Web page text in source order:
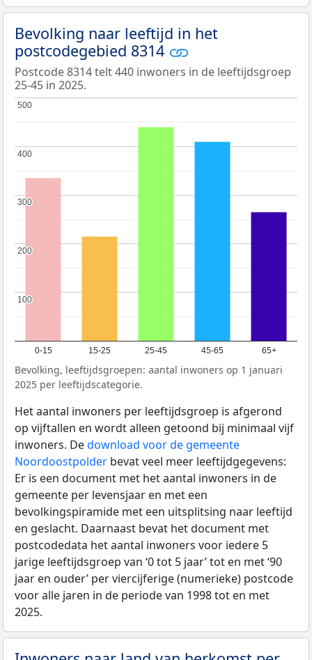
Bevolking naar leeftijd in het
postcodegebied 8314
Postcode 8314 telt 440 inwoners in de leeftijdsgroep
25-45 in 2025.
0-15 15-25 25-45 45-65 65+
100
100
200
200
300
300
400
400
500
500
Bevolking, leeftijdsgroepen: aantal inwoners op 1 januari
2025 per leeftijdscategorie.
Het aantal inwoners per leeftijdsgroep is afgerond
op vijftallen en wordt alleen getoond bij minimaal vijf
inwoners. Dedownload voor de gemeente
Noordoostpolder bevat veel meer leeftijdgegevens:
Er is een document met het aantal inwoners in de
gemeente per levensjaar en met een
bevolkingspiramide met een uitsplitsing naar leeftijd
en geslacht. Daarnaast bevat het document met
postcodedata het aantal inwoners voor iedere 5
jarige leeftijdsgroep van ‘0 tot 5 jaar’ tot en met ‘90
jaar en ouder’ per viercijferige (numerieke) postcode
voor alle jaren in de periode van 1998 tot en met
2025.